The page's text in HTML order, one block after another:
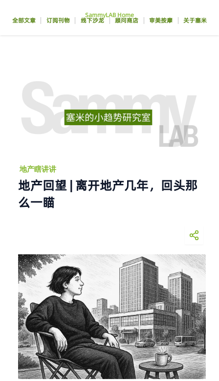
SammyLAB Home
全部文章 订阅刊物 线下沙龙 顾问商店 审美按摩 关于塞米
地产瞎讲讲
地产回望 | 离开地产几年，回头那
么一瞄